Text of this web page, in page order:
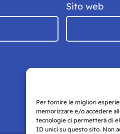
Per fornire le migliori
memorizzare e/o accedere
tecnologie ci permetterà di
ID unici su questo sito. Non
Sito web